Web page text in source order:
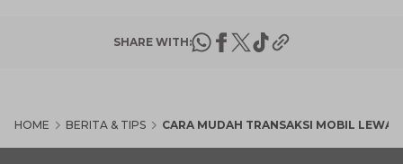
SHARE WITH:
HOME BERITA & TIPS CARA MUDAH TRANSAKSI MOBIL